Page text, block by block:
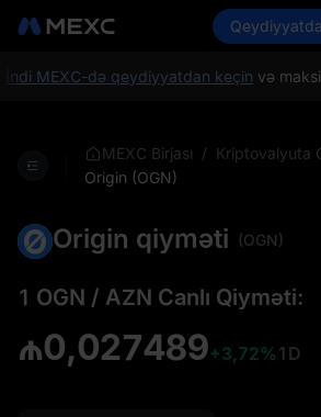
Bazarlar
MEXC-də qeydiyyatdan keçinvə
MEXC Birjası / Kriptovalyuta
Origin (OGN)
Origin qiyməti (OGN)
1 OGN / AZN Canlı Qiyməti:
₼0,027489+3,72% 1D